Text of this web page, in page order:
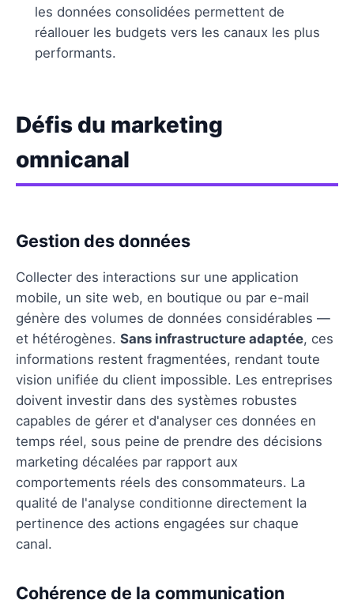
les données consolidées permettent de
réallouer les budgets vers les canaux les plus
performants.
Défis du marketing
omnicanal
Gestion des données
Collecter des interactions sur une application
mobile, un site web, en boutique ou par e-mail
génère des volumes de données considérables —
et hétérogènes. Sans infrastructure adaptée, ces
informations restent fragmentées, rendant toute
vision unifiée du client impossible. Les entreprises
doivent investir dans des systèmes robustes
capables de gérer et d'analyser ces données en
temps réel, sous peine de prendre des décisions
marketing décalées par rapport aux
comportements réels des consommateurs. La
qualité de l'analyse conditionne directement la
pertinence des actions engagées sur chaque
canal.
Cohérence de la communication